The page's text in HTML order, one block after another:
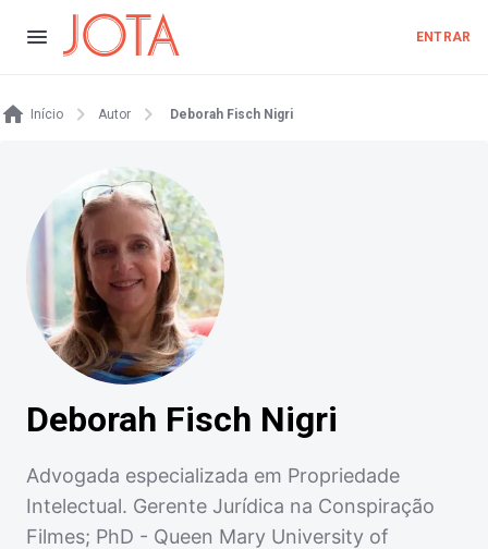
ENTRAR
Início Autor Deborah Fisch Nigri
Deborah Fisch Nigri
Advogada especializada em Propriedade
Intelectual. Gerente Jurídica na Conspiração
Filmes; PhD - Queen Mary University of